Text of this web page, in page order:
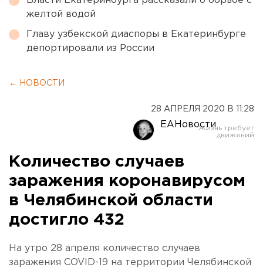
желтой водой
Главу узбекской диаспоры в Екатеринбурге
депортировали из России
← НОВОСТИ
28 АПРЕЛЯ 2020 В 11:28
ЕАНовости
Количество случаев
заражения коронавирусом
в Челябинской области
достигло 432
На утро 28 апреля количество случаев
заражения COVID-19 на территории Челябинской